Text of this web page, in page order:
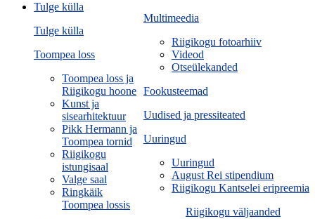
Multimeedia
Riigikogu fotoarhiiv
Videod
Otseülekanded
Fookusteemad
Uudised ja pressiteated
Uuringud
Uuringud
August Rei stipendium
Riigikogu Kantselei eripreemia
Riigikogu väljaanded
Tulge külla
Tulge külla
Toompea loss
Toompea loss ja
Riigikogu hoone
Kunst ja
sisearhitektuur
Pikk Hermann ja
Toompea tornid
Riigikogu
istungisaal
Valge saal
Ringkäik
Toompea lossis